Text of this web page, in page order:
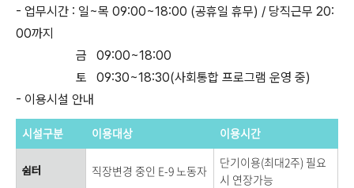
- 업무시간 : 일~목 09:00~18:00 (공휴일 휴무) / 당직근무 20:
00까지
금
09:00~18:00
토
09:30~18:30(사회통합 프로그램 운영 중)
- 이용시설 안내
시설구분 이용대상 이용시간
쉼터 직장변경 중인 E-9 노동자
단기이용(최대2주) 필요
시 연장가능